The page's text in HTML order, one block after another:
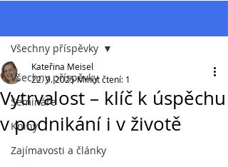
Všechny příspěvky
Semináře
Knihy
Zajímavosti a články
Všechny příspěvky
Vytrvalost – klíč k úspěchu
v podnikání i v životě
Kateřina Meisel
22. 9. 2025 Minut čtení: 1